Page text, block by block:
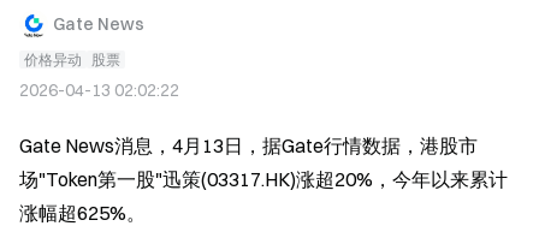
Gate News
价格异动 股票
2026-04-13 02:02:22
Gate News消息，4月13日，据Gate行情数据，港股市
场"Token第一股"迅策(03317.HK)涨超20%，今年以来累计
涨幅超625%。